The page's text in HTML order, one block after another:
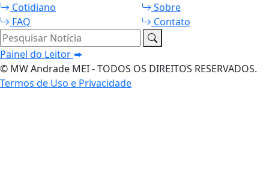
Cotidiano
Sobre
FAQ
Contato
Pesquisar Notícia
Painel do Leitor
© MW Andrade MEI - TODOS OS DIREITOS RESERVADOS.
Termos de Uso e Privacidade